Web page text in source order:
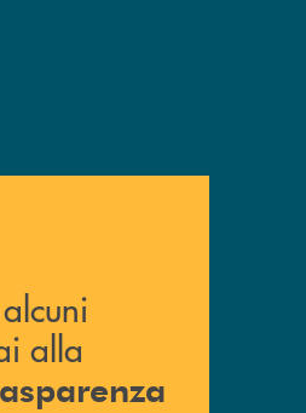
? Vai alla pagina della
alla